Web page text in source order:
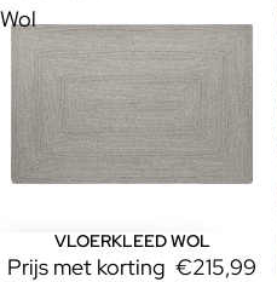
Wol
UitverkoopVLOERKLEED WOL
Prijs met korting €215,99